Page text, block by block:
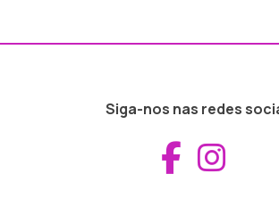
Siga-nos nas redes